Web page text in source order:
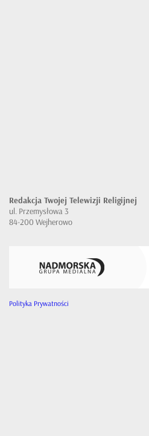
Redakcja Twojej Telewizji Religijnej
ul. Przemysłowa 3
84-200 Wejherowo
Polityka Prywatności